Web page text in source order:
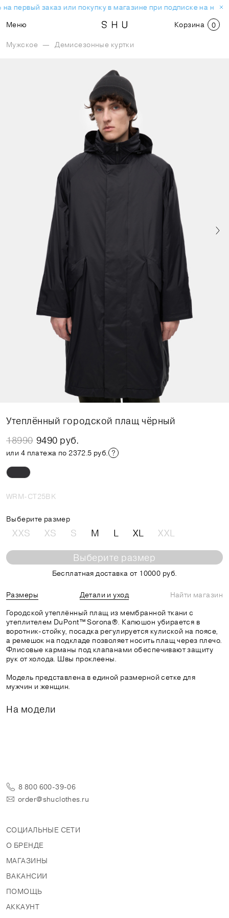
первый заказ или покупку в магазине при подписке на
Меню
Корзина 0
Мужское — Демисезонные куртки
Утеплённый городской плащ чёрный
18990 9490 руб.
или 4 платежа по 2372.5 руб.
WRM-CT25BK
Выберите размер
XXS XS S M L XL XXL
Выберите размер
Бесплатная доставка от 10000 руб.
Размеры Детали и уход
Найти магазин
Городской утеплённый плащ из мембранной ткани с
утеплителем DuPont™ Sorona®. Капюшон убирается в
воротник-стойку, посадка регулируется кулиской на поясе,
а ремешок на подкладе позволяет носить плащ через плечо.
Флисовые карманы под клапанами обеспечивают защиту
рук от холода. Швы проклеены.
Модель представлена в единой размерной сетке для
мужчин и женщин.
На модели
8 800 600-39-06
order@shuclothes.ru
СОЦИАЛЬНЫЕ СЕТИ
О БРЕНДЕ
МАГАЗИНЫ
ВАКАНСИИ
ПОМОЩЬ
АККАУНТ